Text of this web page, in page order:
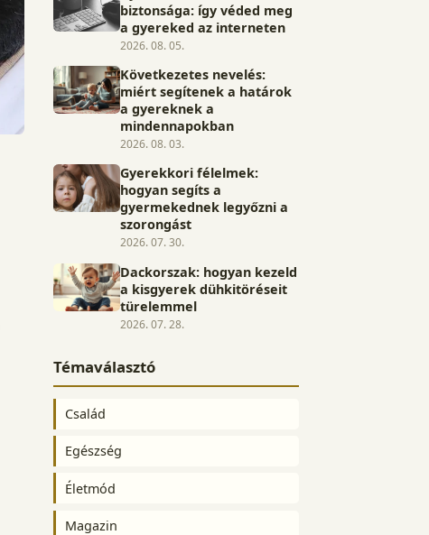
biztonsága: így véded meg
a gyereked az interneten
2026. 08. 05.
Következetes nevelés:
miért segítenek a határok
a gyereknek a
mindennapokban
2026. 08. 03.
Gyerekkori félelmek:
hogyan segíts a
gyermekednek legyőzni a
szorongást
2026. 07. 30.
Dackorszak: hogyan kezeld
a kisgyerek dühkitöréseit
türelemmel
2026. 07. 28.
Témaválasztó
Család
Egészség
Életmód
Magazin